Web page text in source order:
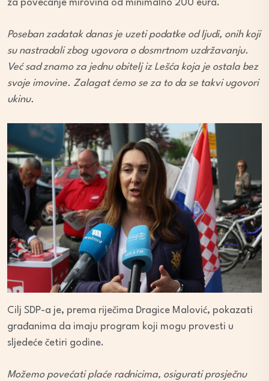
za povećanje mirovina od minimalno 200 eura.
Poseban zadatak danas je uzeti podatke od ljudi, onih koji
su nastradali zbog ugovora o dosmrtnom uzdržavanju.
Već sad znamo za jednu obitelj iz Lešća koja je ostala bez
svoje imovine. Zalagat ćemo se za to da se takvi ugovori
ukinu.
Cilj SDP-a je, prema riječima Dragice Malović, pokazati
građanima da imaju program koji mogu provesti u
sljedeće četiri godine.
Možemo povećati plaće radnicima, osigurati prosječnu